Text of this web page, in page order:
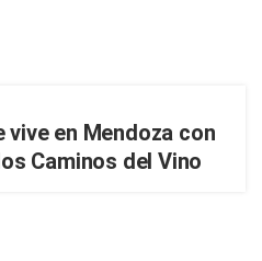
vive en Mendoza con
Caminos del Vino